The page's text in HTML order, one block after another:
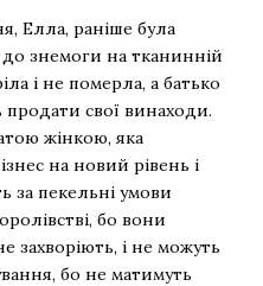
Елла, раніше була
знемоги на тканинній
і не померла, а батько
свої винаходи.
жінкою, яка
на новий рівень і
за пекельні умови
бо вони
захворіють, і не можуть
бо не матимуть